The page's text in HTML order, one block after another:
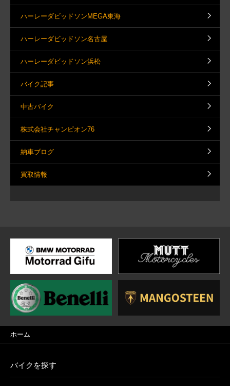
ハーレーダビッドソンMEGA東海
ハーレーダビッドソン名古屋
ハーレーダビッドソン浜松
バイク記事
中古バイク
株式会社チャンピオン76
納車ブログ
買取情報
ホーム
バイクを探す